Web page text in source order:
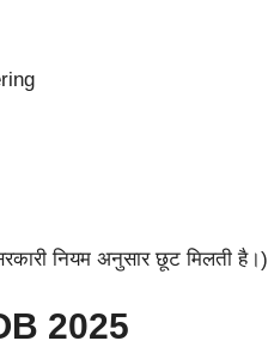
नियम अनुसार छूट मिलती है।)
2025